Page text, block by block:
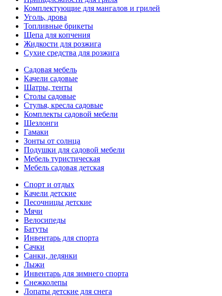
Комплектующие для мангалов и грилей
Уголь, дрова
Топливные брикеты
Щепа для копчения
Жидкости для розжига
Сухие средства для розжига
Садовая мебель
Качели садовые
Шатры, тенты
Столы садовые
Стулья, кресла садовые
Комплекты садовой мебели
Шезлонги
Гамаки
Зонты от солнца
Подушки для садовой мебели
Мебель туристическая
Мебель садовая детская
Спорт и отдых
Качели детские
Песочницы детские
Мячи
Велосипеды
Батуты
Инвентарь для спорта
Сачки
Санки, ледянки
Лыжи
Инвентарь для зимнего спорта
Снежколепы
Лопаты детские для снега